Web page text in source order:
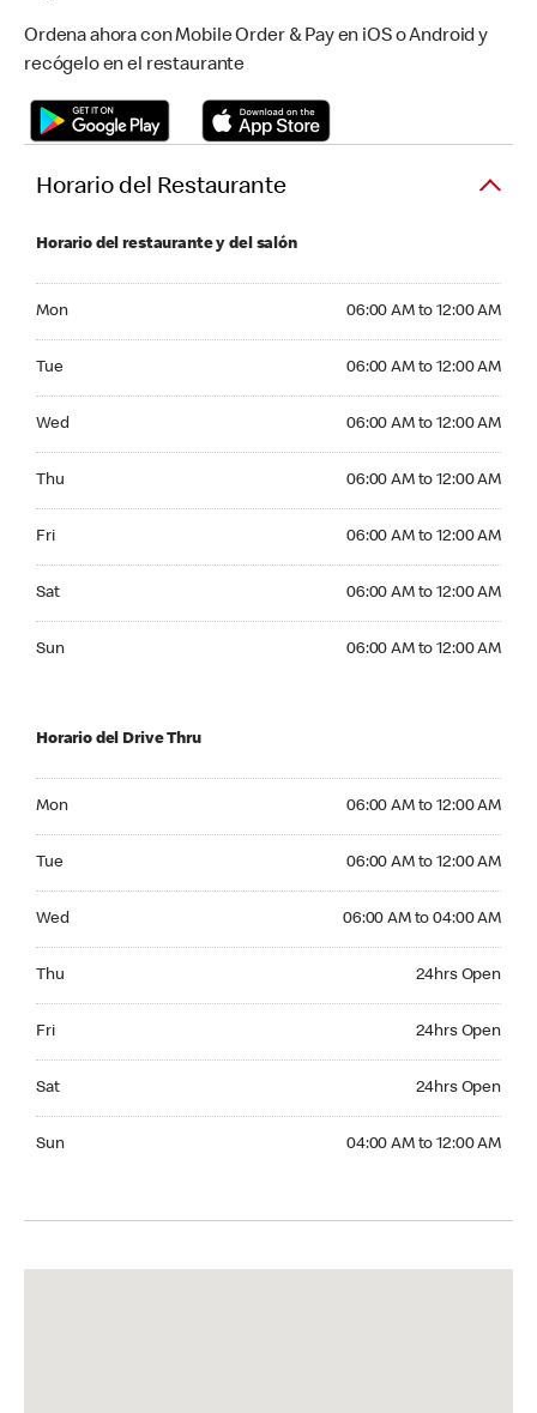
Ordena ahora con Mobile Order & Pay en iOS o Android y
recógelo en el restaurante
Horario del Restaurante
Horario del restaurante y del salón
Mon 06:00 AM to 12:00 AM
Tue 06:00 AM to 12:00 AM
Wed 06:00 AM to 12:00 AM
Thu 06:00 AM to 12:00 AM
Fri 06:00 AM to 12:00 AM
Sat 06:00 AM to 12:00 AM
Sun 06:00 AM to 12:00 AM
Horario del Drive Thru
Mon 06:00 AM to 12:00 AM
Tue 06:00 AM to 12:00 AM
Wed 06:00 AM to 04:00 AM
Thu 24hrs Open
Fri 24hrs Open
Sat 24hrs Open
Sun 04:00 AM to 12:00 AM